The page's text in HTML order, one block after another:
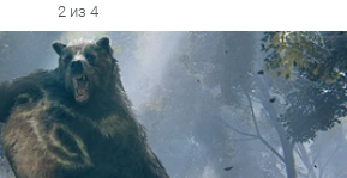
2 из 4